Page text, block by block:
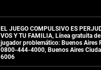
EL JUEGO COMPULSIVO ES
VOS Y TU FAMILIA, Línea gratuita
jugador problemático: Buenos Aires
0800-444-4000, Buenos Aires
6006